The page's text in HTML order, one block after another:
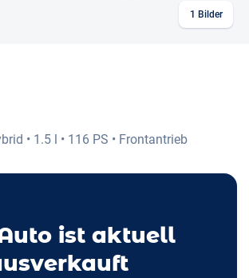
1 Bilder
• 1.5 l • 116 PS • Frontantrieb
ist aktuell